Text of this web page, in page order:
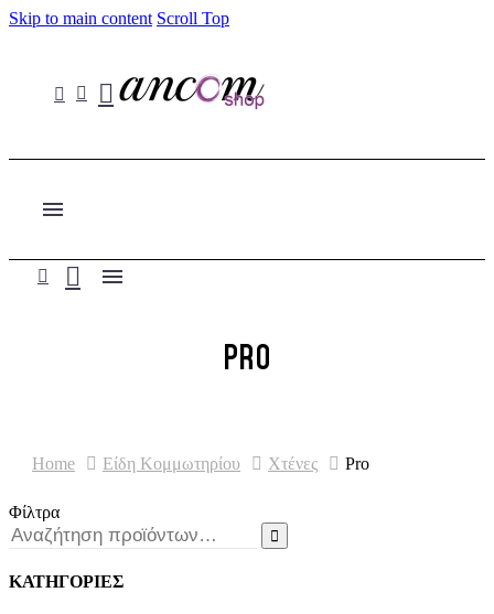
Skip to main content Scroll Top
PRO
Home Είδη Κομμωτηρίου Χτένες Pro
Φίλτρα

ΚΑΤΗΓΟΡΙΕΣ